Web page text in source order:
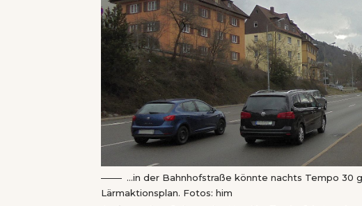
…in der Bahnhofstraße könnte nachts Tempo 30
Lärmaktionsplan. Fotos: him